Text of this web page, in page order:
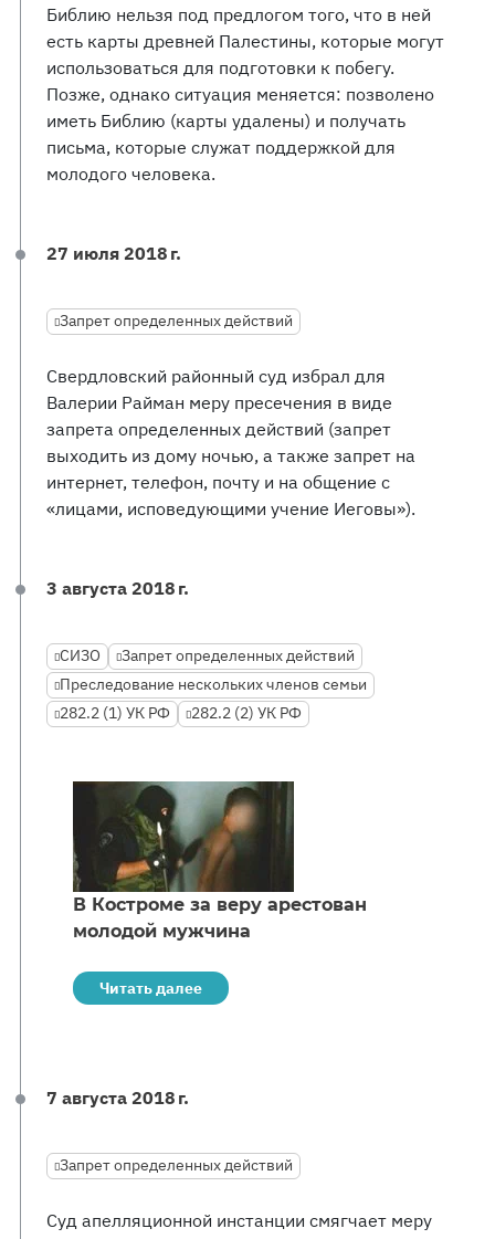
Библию нельзя под предлогом того, что в ней
есть карты древней Палестины, которые могут
использоваться для подготовки к побегу.
Позже, однако ситуация меняется: позволено
иметь Библию (карты удалены) и получать
письма, которые служат поддержкой для
молодого человека.
27 июля 2018 г.
Запрет определенных действий
Свердловский районный суд избрал для
Валерии Райман меру пресечения в виде
запрета определенных действий (запрет
выходить из дому ночью, а также запрет на
интернет, телефон, почту и на общение с
«лицами, исповедующими учение Иеговы»).
3 августа 2018 г.
СИЗО
Запрет определенных действий
Преследование нескольких членов семьи
282.2 (1) УК РФ
282.2 (2) УК РФ
В Костроме за веру арестован
молодой мужчина
Читать далее
7 августа 2018 г.
Запрет определенных действий
Суд апелляционной инстанции смягчает меру